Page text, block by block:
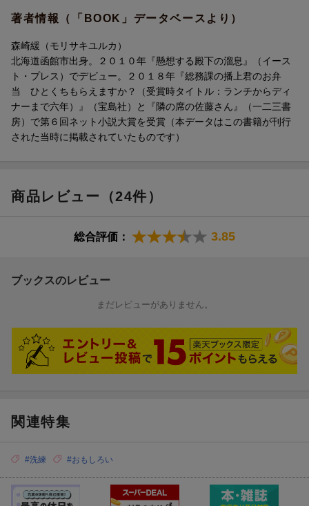
著者情報（「BOOK」データベースより）
森崎緩（モリサキユルカ）
北海道函館市出身。２０１０年『懸想する殿下の溜息』（イース
ト・プレス）でデビュー。２０１８年『総務課の播上君のお弁
当 ひとくちもらえますか？（受賞時タイトル：ランチからディ
ナーまで六年）』（宝島社）と『隣の席の佐藤さん』（一二三書
房）で第６回ネット小説大賞を受賞（本データはこの書籍が刊行
された当時に掲載されていたものです）
商品レビュー（24件）
総合評価： 3.85
ブックスのレビュー
まだレビューがありません。
関連特集
#洗練 #おもしろい